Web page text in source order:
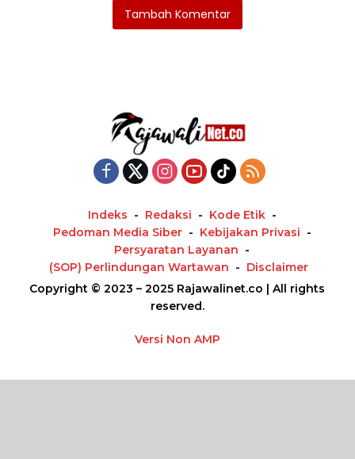
Tambah Komentar
Indeks Redaksi
Kode Etik
Pedoman Media Siber
Kebijakan Privasi
Persyaratan Layanan
(SOP) Perlindungan Wartawan
Disclaimer
Copyright © 2023 – 2025 Rajawalinet.co | All rights
reserved.
Versi Non AMP